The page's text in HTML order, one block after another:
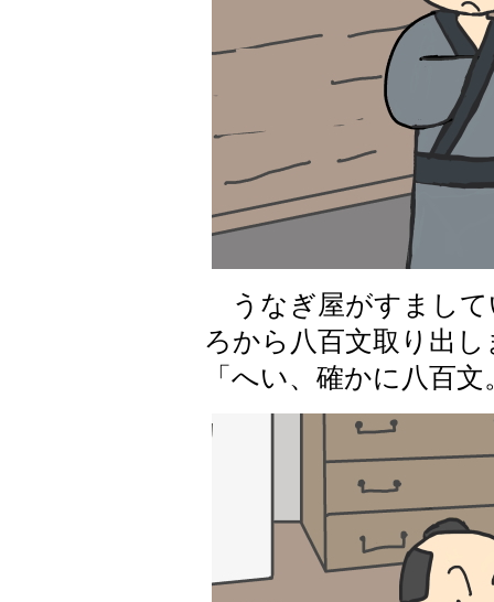
うなぎ屋がすまして
ろから八百文取り出
「へい、確かに八百